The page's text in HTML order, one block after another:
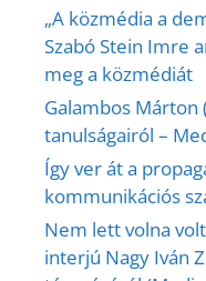
„A közmédia a
Szabó Stein Imre
meg a közmédiát
Galambos Márton
tanulságairól –
Így ver át a
kommunikációs
Nem lett volna
interjú Nagy Iván